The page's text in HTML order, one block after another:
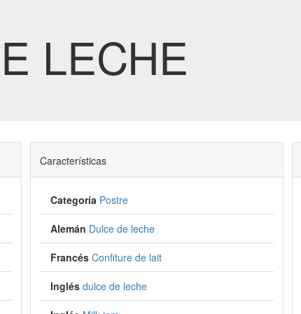
LECHE
Características
Categoría Postre
Alemán Dulce de leche
Francés Confiture de lait
Inglés dulce de leche